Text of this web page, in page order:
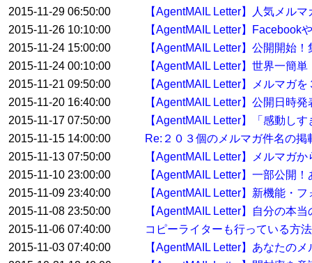
2015-11-29 06:50:00
【AgentMAIL Letter】人気メル
2015-11-26 10:10:00
【AgentMAIL Letter】Facebook
2015-11-24 15:00:00
【AgentMAIL Letter】公開開始
2015-11-24 00:10:00
【AgentMAIL Letter】世界一簡
2015-11-21 09:50:00
【AgentMAIL Letter】メルマガ
2015-11-20 16:40:00
【AgentMAIL Letter】公開日時
2015-11-17 07:50:00
【AgentMAIL Letter】「感動し
2015-11-15 14:00:00
Re:２０３個のメルマガ件名の
2015-11-13 07:50:00
【AgentMAIL Letter】メルマガ
2015-11-10 23:00:00
【AgentMAIL Letter】一部公開
2015-11-09 23:40:00
【AgentMAIL Letter】新機能・
2015-11-08 23:50:00
【AgentMAIL Letter】自分の本
2015-11-06 07:40:00
コピーライターも行っている方
2015-11-03 07:40:00
【AgentMAIL Letter】あなたの